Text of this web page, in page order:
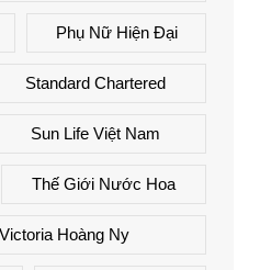
Phụ Nữ Hiện Đại
Standard Chartered
Sun Life Việt Nam
Thế Giới Nước Hoa
Hoàng Ny